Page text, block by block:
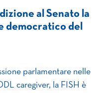
al Senato la
democratico del
parlamentare nelle
caregiver, la FISH è